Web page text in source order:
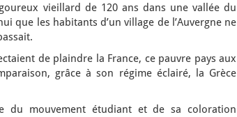
vieillard de 120 ans dans une vallée du
que les habitants d’un village de l’Auvergne ne
de plaindre la France, ce pauvre pays aux
grâce à son régime éclairé, la Grèce
du mouvement étudiant et de sa coloration